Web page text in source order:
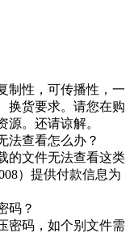
制性，可传播性，一
换货要求。请您在购
源。还请谅解。
法查看怎么办？
的文件无法查看这类
）提供付款信息为
码？
密码，如个别文件需